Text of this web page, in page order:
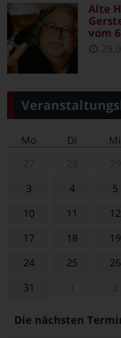
Alte
vom
Mo Di Mi
3
4 5
10
11 12
17
18 19
24
25 26
31
Die nächsten